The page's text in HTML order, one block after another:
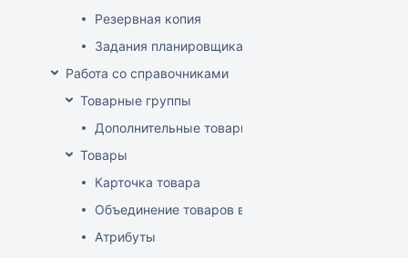
Резервная копия
Задания планировщика
Работа со справочниками
Товарные группы
Дополнительные товарные группы
Товары
Карточка товара
Объединение товаров в один (Слияние товаров)
Атрибуты